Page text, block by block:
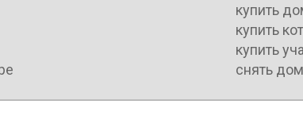
купить
купить
купить
снять дом